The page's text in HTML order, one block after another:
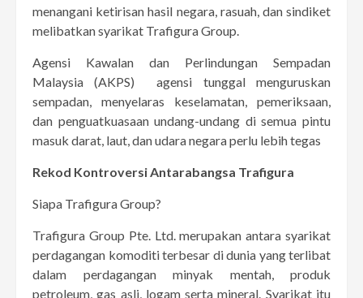
menangani ketirisan hasil negara, rasuah, dan sindiket
melibatkan syarikat Trafigura Group.
Agensi Kawalan dan Perlindungan Sempadan
Malaysia (AKPS) agensi tunggal menguruskan
sempadan, menyelaras keselamatan, pemeriksaan,
dan penguatkuasaan undang-undang di semua pintu
masuk darat, laut, dan udara negara perlu lebih tegas
Rekod Kontroversi Antarabangsa Trafigura
Siapa Trafigura Group?
Trafigura Group Pte. Ltd. merupakan antara syarikat
perdagangan komoditi terbesar di dunia yang terlibat
dalam perdagangan minyak mentah, produk
petroleum, gas asli, logam serta mineral. Syarikat itu